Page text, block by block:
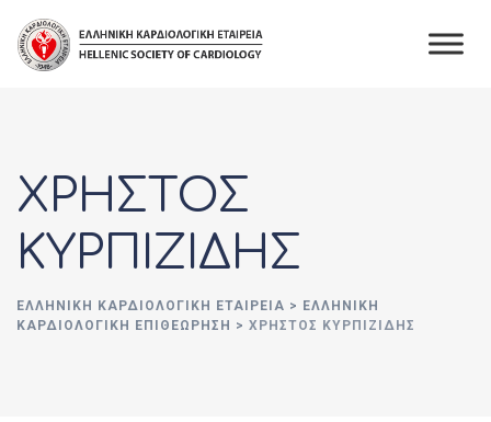
content
ΧΡΗΣΤΟΣ
ΚΥΡΠΙΖΙΔΗΣ
ΕΛΛΗΝΙΚΉ ΚΑΡΔΙΟΛΟΓΙΚΉ ΕΤΑΙΡΕΊΑ > ΕΛΛΗΝΙΚΗ
ΚΑΡΔΙΟΛΟΓΙΚΗ ΕΠΙΘΕΩΡΗΣΗ > ΧΡΗΣΤΟΣ ΚΥΡΠΙΖΙΔΗΣ